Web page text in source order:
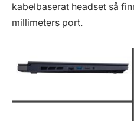
kabelbaserat headset så
millimeters port.